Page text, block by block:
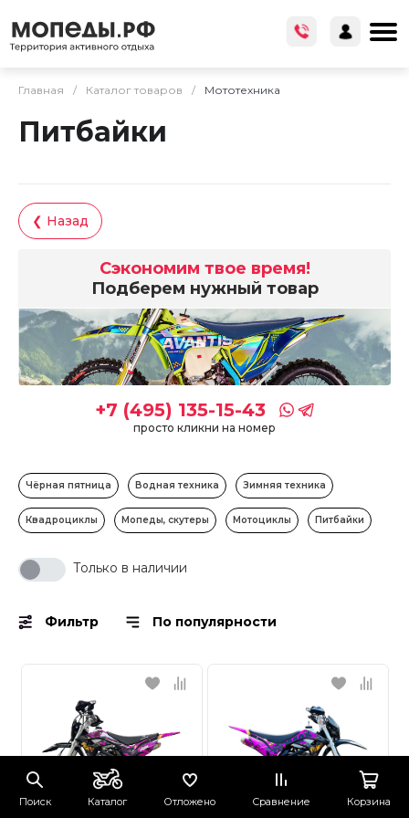
Поиск Каталог Отложено Сравнение Корзина
Главная / Каталог товаров / Мототехника
Питбайки
❮ Назад
Сэкономим твое время!
Подберем нужный товар
+7 (495) 135-15-43
просто кликни на номер
Чёрная пятница Водная техника Зимняя техника
Квадроциклы Мопеды, скутеры Мотоциклы Питбайки
Только в наличии
Фильтр По популярности